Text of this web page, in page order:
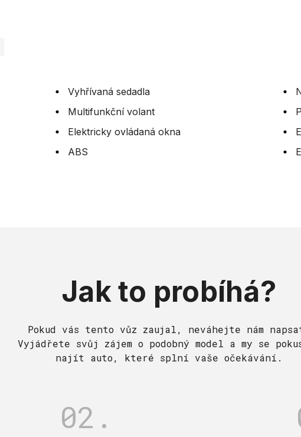
Vyhřívaná sedadla
Multifunkční volant
Elektricky ovládaná okna
ABS
Jak to probíhá?
Pokud vás tento vůz zaujal, neváhejte nám
Vyjádřete svůj zájem o podobný model a my se
najít auto, které splní vaše očekávání.
02.